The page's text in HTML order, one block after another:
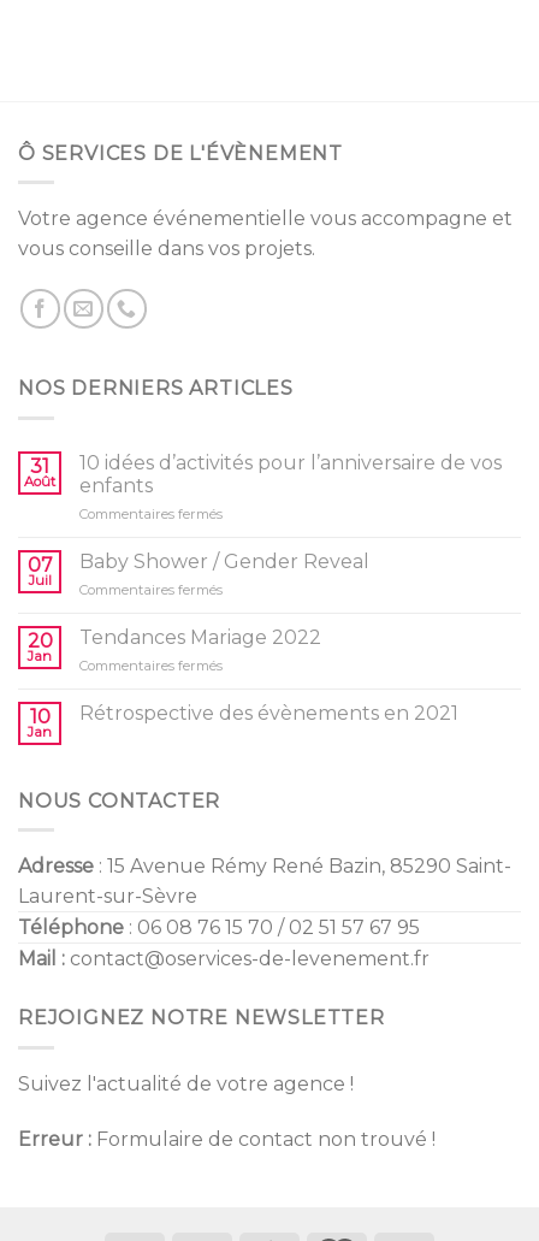
Ô SERVICES DE L'ÉVÈNEMENT
Votre agence événementielle vous accompagne et
vous conseille dans vos projets.
NOS DERNIERS ARTICLES
31
Août
10 idées d’activités pour l’anniversaire de vos
enfants
Commentaires ferméssur
idées
d’activités
pour
de
enfants
07
Juil
Baby Shower / Gender Reveal
Commentaires ferméssur
Shower
/
Gender
20
Jan
Tendances Mariage 2022
Commentaires ferméssur
Mariage
2022
10
Jan
Rétrospective des évènements en 2021
NOUS CONTACTER
Adresse : 15 Avenue Rémy René Bazin, 85290 Saint-
Laurent-sur-Sèvre
Téléphone : 06 08 76 15 70 / 02 51 57 67 95
Mail : contact@oservices-de-levenement.fr
REJOIGNEZ NOTRE NEWSLETTER
Suivez l'actualité de votre agence !
Erreur : Formulaire de contact non trouvé !